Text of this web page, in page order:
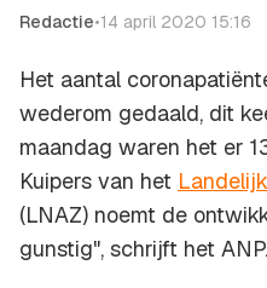
Redactie•14 april 2020 15:16
Het aantal
wederom gedaald, dit
maandag waren het er
Kuipers van het
(LNAZ) noemt de
gunstig", schrijft het ANP.